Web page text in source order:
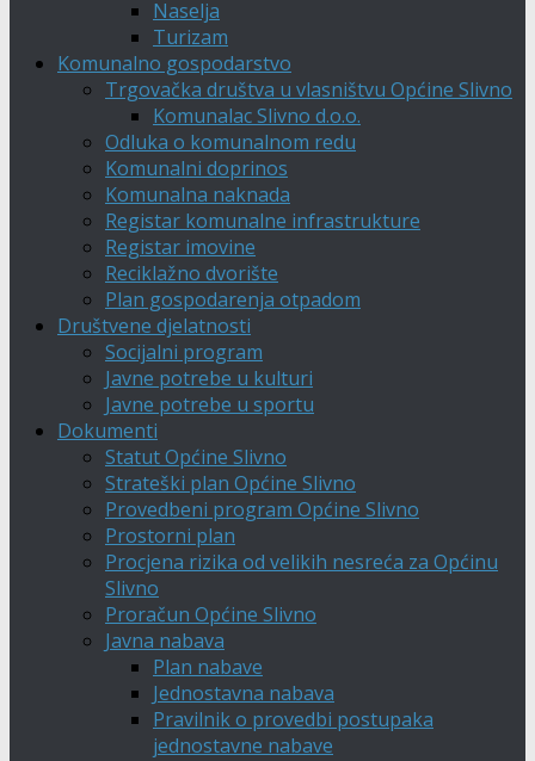
Naselja
Turizam
Komunalno gospodarstvo
Trgovačka društva u vlasništvu Općine Slivno
Komunalac Slivno d.o.o.
Odluka o komunalnom redu
Komunalni doprinos
Komunalna naknada
Registar komunalne infrastrukture
Registar imovine
Reciklažno dvorište
Plan gospodarenja otpadom
Društvene djelatnosti
Socijalni program
Javne potrebe u kulturi
Javne potrebe u sportu
Dokumenti
Statut Općine Slivno
Strateški plan Općine Slivno
Provedbeni program Općine Slivno
Prostorni plan
Procjena rizika od velikih nesreća za Općinu
Slivno
Proračun Općine Slivno
Javna nabava
Plan nabave
Jednostavna nabava
Pravilnik o provedbi postupaka
jednostavne nabave